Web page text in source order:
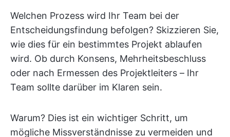
Welchen Prozess wird Ihr Team bei der
Entscheidungsfindung befolgen? Skizzieren Sie,
wie dies für ein bestimmtes Projekt ablaufen
wird. Ob durch Konsens, Mehrheitsbeschluss
oder nach Ermessen des Projektleiters – Ihr
Team sollte darüber im Klaren sein.
Warum? Dies ist ein wichtiger Schritt, um
mögliche Missverständnisse zu vermeiden und